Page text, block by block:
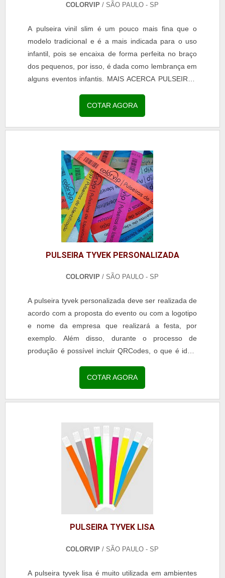
COLORVIP/ SÃO PAULO - SP
A pulseira vinil slim é um pouco mais fina que o
modelo tradicional e é a mais indicada para o uso
infantil, pois se encaixa de forma perfeita no braço
dos pequenos, por isso, é dada como lembrança em
alguns eventos infantis. MAIS ACERCA PULSEIRAS
proporciona diversos benefícios para os usuários e
pode ser utilizado também para eventos adultos,
pois possui toda a elegância necessária para ofere...
COTAR AGORA
PULSEIRA TYVEK PERSONALIZADA
COLORVIP/ SÃO PAULO - SP
A pulseira tyvek personalizada deve ser realizada de
acordo com a proposta do evento ou com a logotipo
e nome da empresa que realizará a festa, por
exemplo. Além disso, durante o processo de
produção é possível incluir QRCodes, o que é ideal
SOBRE A PULSEIRA PERSONALIZADA Nesse caso,
é indicado que os clientes façam a escolha de cores
neutras, pois, assim, o processo de personalização
COTAR AGORA
PULSEIRA TYVEK LISA
COLORVIP/ SÃO PAULO - SP
A pulseira tyvek lisa é muito utilizada em ambientes